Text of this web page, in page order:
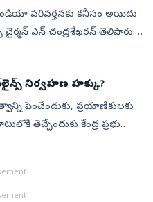
పరివర్తనకు కనీసం అయిదు
ఎన్‌ చంద్రశేఖరన్‌ తెలిపారు.
నిర్వహణ హక్కు?
పెంచేందుకు, ప్రయాణికులకు
తెచ్చేందుకు కేంద్ర ప్రభుత్వం